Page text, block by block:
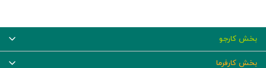
بخش کارجو
بخش کارفرما